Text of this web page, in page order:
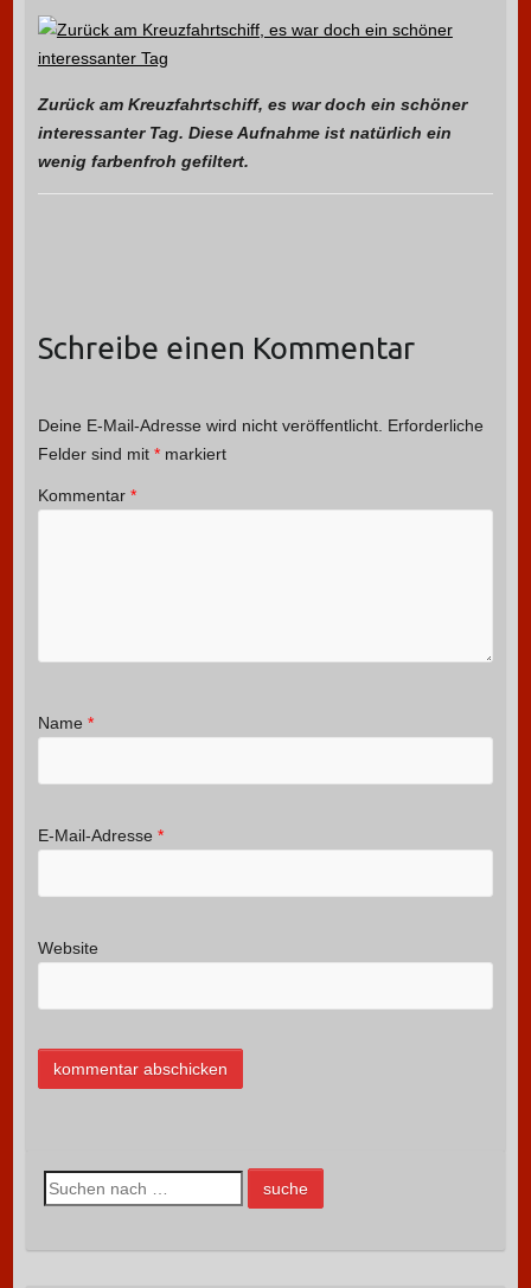
Zurück am Kreuzfahrtschiff, es war doch ein schöner
interessanter Tag. Diese Aufnahme ist natürlich ein
wenig farbenfroh gefiltert.
Schreibe einen Kommentar
Deine E-Mail-Adresse wird nicht veröffentlicht. Erforderliche
Felder sind mit *markiert
Kommentar *
Name *
E-Mail-Adresse *
Website
S
u